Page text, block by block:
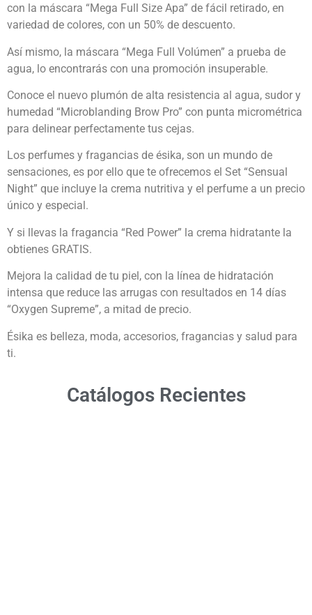
con la máscara “Mega Full Size Apa” de fácil retirado, en
variedad de colores, con un 50% de descuento.
Así mismo, la máscara “Mega Full Volúmen” a prueba de
agua, lo encontrarás con una promoción insuperable.
Conoce el nuevo plumón de alta resistencia al agua, sudor y
humedad “Microblanding Brow Pro” con punta micrométrica
para delinear perfectamente tus cejas.
Los perfumes y fragancias de ésika, son un mundo de
sensaciones, es por ello que te ofrecemos el Set “Sensual
Night” que incluye la crema nutritiva y el perfume a un precio
único y especial.
Y si llevas la fragancia “Red Power” la crema hidratante la
obtienes GRATIS.
Mejora la calidad de tu piel, con la línea de hidratación
intensa que reduce las arrugas con resultados en 14 días
“Oxygen Supreme”, a mitad de precio.
Ésika es belleza, moda, accesorios, fragancias y salud para
ti.
Catálogos Recientes